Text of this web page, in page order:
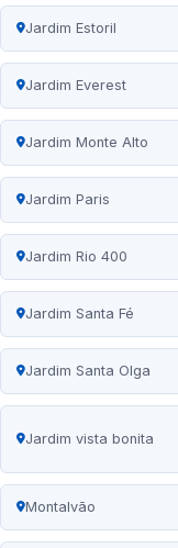
Jardim Estoril
Jardim Everest
Jardim Monte Alto
Jardim Paris
Jardim Rio 400
Jardim Santa Fé
Jardim Santa Olga
Jardim vista bonita
Montalvão